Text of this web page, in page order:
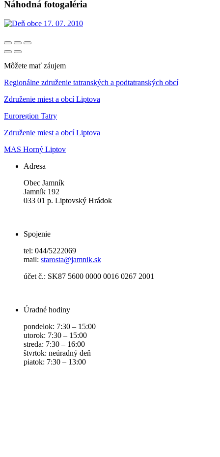
Náhodná fotogaléria
Môžete mať záujem
Regionálne združenie tatranských a podtatranských obcí
Združenie miest a obcí Liptova
Euroregion Tatry
Združenie miest a obcí Liptova
MAS Horný Liptov
Adresa
Obec Jamník
Jamník 192
033 01 p. Liptovský Hrádok
Spojenie
tel: 044/5222069
mail: starosta@jamnik.sk
účet č.: SK87 5600 0000 0016 0267 2001
Úradné hodiny
pondelok: 7:30 – 15:00
utorok: 7:30 – 15:00
streda: 7:30 – 16:00
štvrtok: neúradný deň
piatok: 7:30 – 13:00